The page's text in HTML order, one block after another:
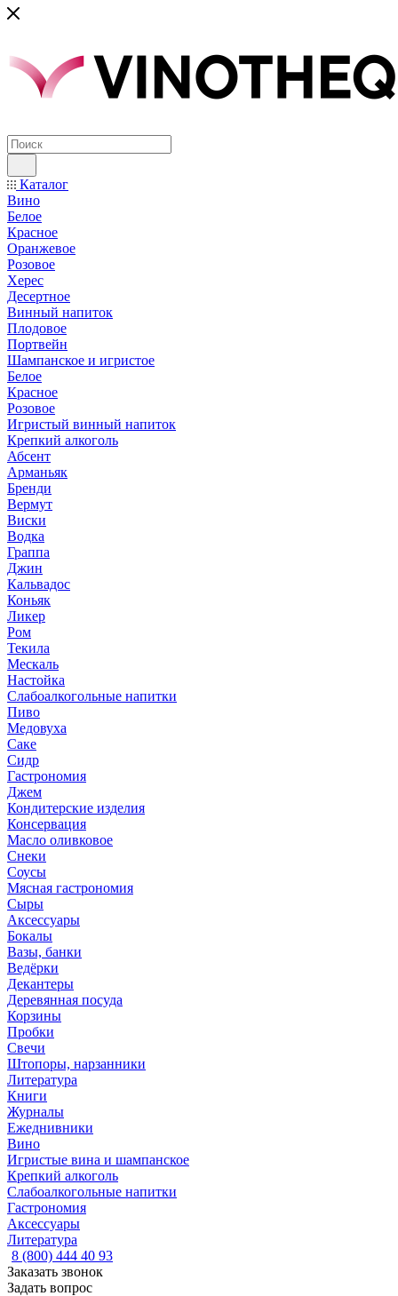
Каталог
Вино
Белое
Красное
Оранжевое
Розовое
Херес
Десертное
Винный напиток
Плодовое
Портвейн
Шампанское и игристое
Белое
Красное
Розовое
Игристый винный напиток
Крепкий алкоголь
Абсент
Арманьяк
Бренди
Вермут
Виски
Водка
Граппа
Джин
Кальвадос
Коньяк
Ликер
Ром
Текила
Мескаль
Настойка
Слабоалкогольные напитки
Пиво
Медовуха
Саке
Сидр
Гастрономия
Джем
Кондитерские изделия
Консервация
Масло оливковое
Снеки
Соусы
Мясная гастрономия
Сыры
Аксессуары
Бокалы
Вазы, банки
Ведёрки
Декантеры
Деревянная посуда
Корзины
Пробки
Свечи
Штопоры, нарзанники
Литература
Книги
Журналы
Ежеднивники
Вино
Игристые вина и шампанское
Крепкий алкоголь
Слабоалкогольные напитки
Гастрономия
Аксессуары
Литература
8 (800) 444 40 93
Заказать звонок
Задать вопрос